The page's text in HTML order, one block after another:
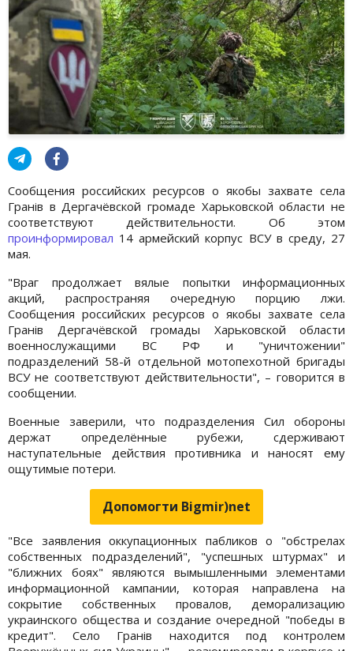
Сообщения российских ресурсов о якобы захвате села
Гранів в Дергачёвской громаде Харьковской области не
соответствуют действительности. Об этом
проинформировал 14 армейский корпус ВСУ в среду, 27
мая.
"Враг продолжает вялые попытки информационных
акций, распространяя очередную порцию лжи.
Сообщения российских ресурсов о якобы захвате села
Гранів Дергачёвской громады Харьковской области
военнослужащими ВС РФ и "уничтожении"
подразделений 58-й отдельной мотопехотной бригады
ВСУ не соответствуют действительности", – говорится в
сообщении.
Военные заверили, что подразделения Сил обороны
держат определённые рубежи, сдерживают
наступательные действия противника и наносят ему
ощутимые потери.
Допомогти Bigmir)net
"Все заявления оккупационных пабликов о "обстрелах
собственных подразделений", "успешных штурмах" и
"ближних боях" являются вымышленными элементами
информационной кампании, которая направлена на
сокрытие собственных провалов, деморализацию
украинского общества и создание очередной "победы в
кредит". Село Гранів находится под контролем